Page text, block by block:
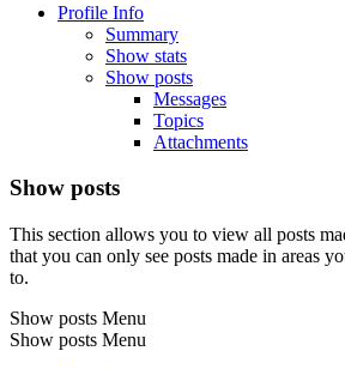
Profile Info
Summary
Show stats
Show posts
Messages
Topics
Attachments
Show posts
This section allows you to view all posts
that you can only see posts made in areas
to.
Show posts Menu
Show posts Menu